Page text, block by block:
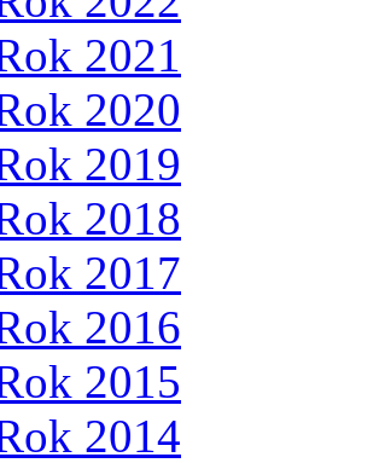
2021
2020
2019
2018
2017
2016
2015
2014